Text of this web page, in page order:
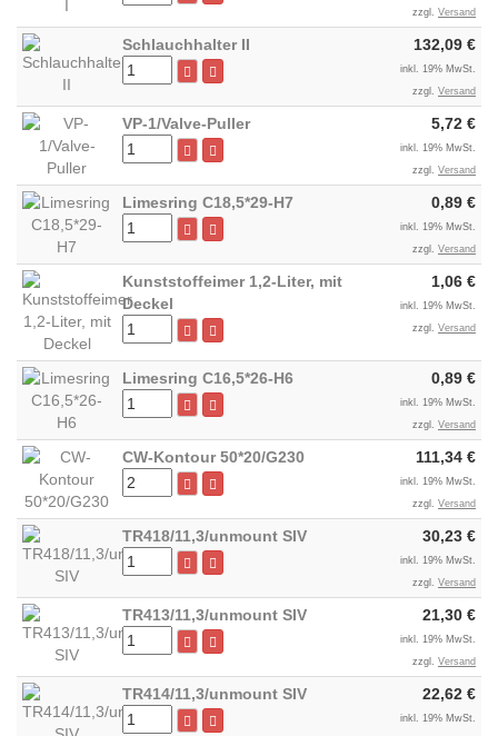
zzgl. Versand
Schlauchhalter II 132,09 €
inkl. 19% MwSt.
zzgl. Versand
VP-1/Valve-Puller 5,72 €
inkl. 19% MwSt.
zzgl. Versand
Limesring C18,5*29-H7 0,89 €
inkl. 19% MwSt.
zzgl. Versand
Kunststoffeimer 1,2-Liter, mit
Deckel
1,06 €
inkl. 19% MwSt.
zzgl. Versand
Limesring C16,5*26-H6 0,89 €
inkl. 19% MwSt.
zzgl. Versand
CW-Kontour 50*20/G230 111,34 €
inkl. 19% MwSt.
zzgl. Versand
TR418/11,3/unmount SIV 30,23 €
inkl. 19% MwSt.
zzgl. Versand
TR413/11,3/unmount SIV 21,30 €
inkl. 19% MwSt.
zzgl. Versand
TR414/11,3/unmount SIV 22,62 €
inkl. 19% MwSt.